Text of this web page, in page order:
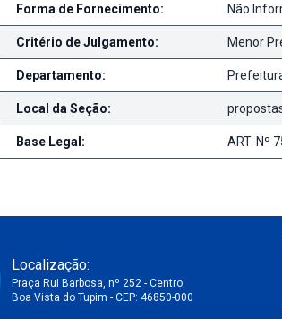
Forma de Fornecimento: Não
Critério de Julgamento: Menor
Departamento:
Local da Seção:
Base Legal: ART. Nº
Localização:
Praça Rui Barbosa, nº 252 - Centro
Boa Vista do Tupim - CEP: 46850-000